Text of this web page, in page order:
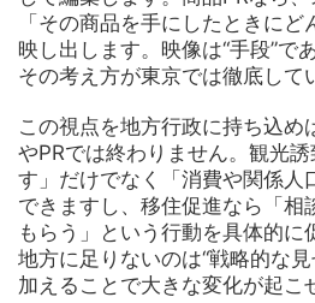
「その商品を手にしたときに
映し出します。映像は“手段”で
その考え方が東京では徹底して
この視点を地方行政に持ち込め
やPRでは終わりません。観光
す」だけでなく「消費や関係人
できますし、移住促進なら「相
もらう」という行動を具体的に
地方に足りないのは“戦略的な
加えることで大きな変化が起こ